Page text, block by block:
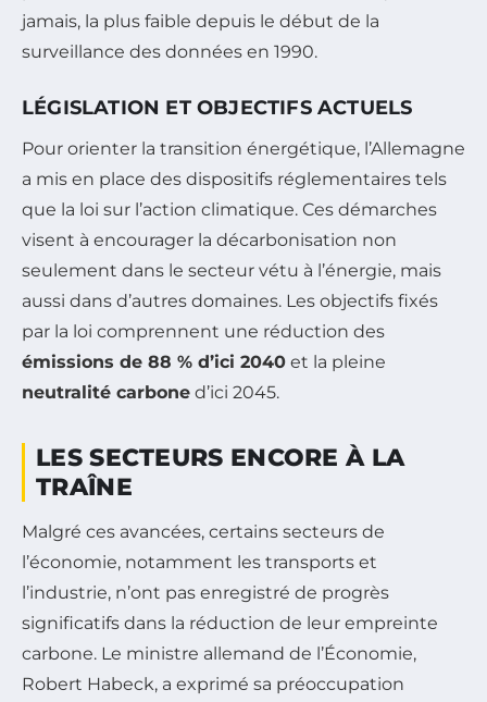
jamais, la plus faible depuis le début de la
surveillance des données en 1990.
LÉGISLATION ET OBJECTIFS ACTUELS
Pour orienter la transition énergétique, l’Allemagne
a mis en place des dispositifs réglementaires tels
que la loi sur l’action climatique. Ces démarches
visent à encourager la décarbonisation non
seulement dans le secteur vétu à l’énergie, mais
aussi dans d’autres domaines. Les objectifs fixés
par la loi comprennent une réduction des
émissions de 88 % d’ici 2040 et la pleine
neutralité carbone d’ici 2045.
LES SECTEURS ENCORE À LA
TRAÎNE
Malgré ces avancées, certains secteurs de
l’économie, notamment les transports et
l’industrie, n’ont pas enregistré de progrès
significatifs dans la réduction de leur empreinte
carbone. Le ministre allemand de l’Économie,
Robert Habeck, a exprimé sa préoccupation